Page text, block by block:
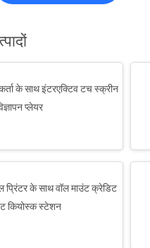
के साथ इंटरएक्टिव टच स्क्रीन
प्लेयर
प्रिंटर के साथ वॉल माउंट क्रेडिट
कियोस्क स्टेशन